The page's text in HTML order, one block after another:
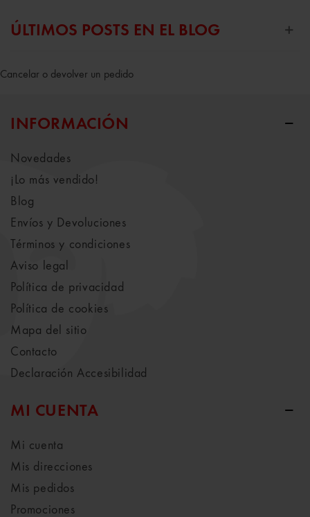
ÚLTIMOS POSTS EN EL BLOG
Cancelar o devolver un pedido
INFORMACIÓN
Novedades
¡Lo más vendido!
Blog
Envíos y Devoluciones
Términos y condiciones
Aviso legal
Política de privacidad
Política de cookies
Mapa del sitio
Contacto
Declaración Accesibilidad
MI CUENTA
Mi cuenta
Mis direcciones
Mis pedidos
Promociones